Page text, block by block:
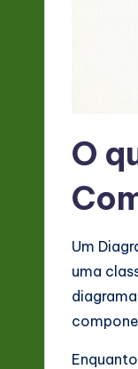
ft
w
O
Um
uma